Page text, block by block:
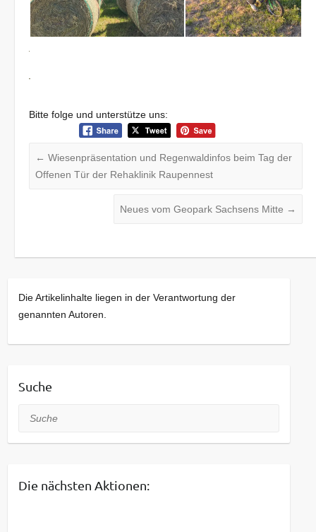
Bitte folge und unterstütze uns:
← Wiesenpräsentation und Regenwaldinfos beim Tag der
Offenen Tür der Rehaklinik Raupennest
Neues vom Geopark Sachsens Mitte →
Die Artikelinhalte liegen in der Verantwortung der
genannten Autoren.
Suche
Suche
Die nächsten Aktionen: